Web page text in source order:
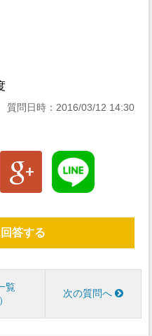
質問日時：2016/03/12 14:30
答する
覧
次の質問へ